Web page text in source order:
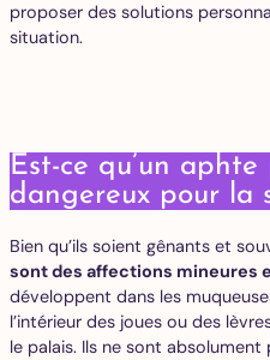
proposer des solutions
situation.
Est-ce qu’un
dangereux pour la
Bien qu’ils soient gênants et
sont des affections mineures
développent dans les
l’intérieur des joues ou des
le palais. Ils ne sont